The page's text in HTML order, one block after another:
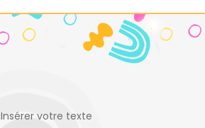
Insérer votre texte